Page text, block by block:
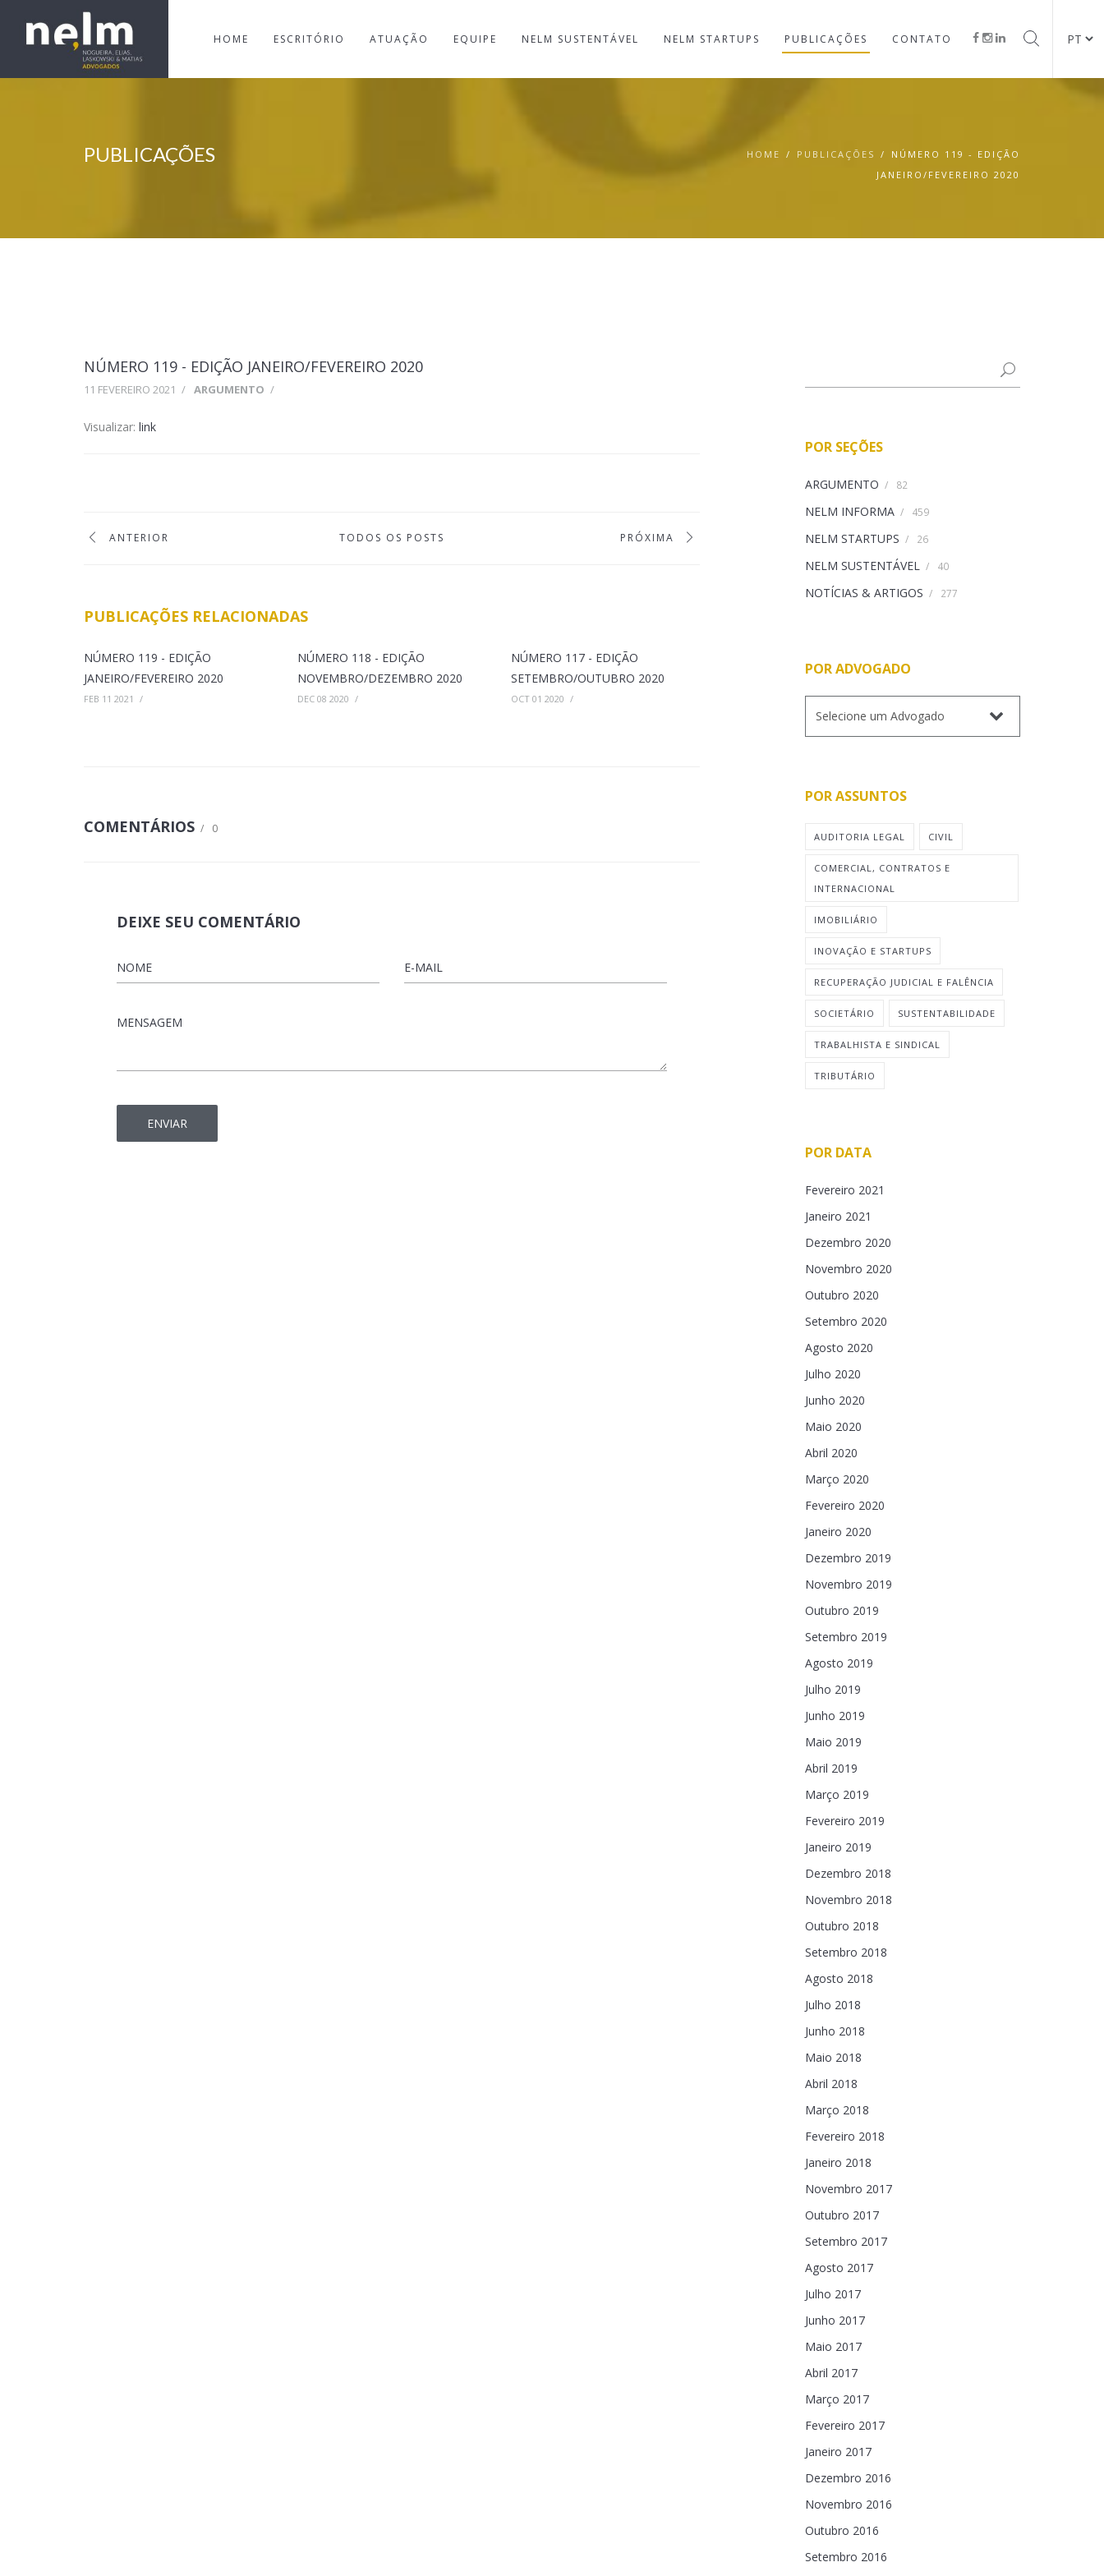
HOME ESCRITÓRIO ATUAÇÃO EQUIPE NELM SUSTENTÁVEL NELM STARTUPS PUBLICAÇÕES CONTATO
PUBLICAÇÕES HOME / PUBLICAÇÕES /
NÚMERO 119 - EDIÇÃO
JANEIRO/FEVEREIRO 2020
NÚMERO 119 - EDIÇÃO JANEIRO/FEVEREIRO 2020
11 FEVEREIRO 2021 / ARGUMENTO /
Visualizar: link
ANTERIOR TODOS OS POSTS PRÓXIMA
PUBLICAÇÕES RELACIONADAS
NÚMERO 119 - EDIÇÃO
JANEIRO/FEVEREIRO 2020
FEB 11 2021 /
NÚMERO 118 - EDIÇÃO
NOVEMBRO/DEZEMBRO 2020
DEC 08 2020 /
NÚMERO 117 - EDIÇÃO
SETEMBRO/OUTUBRO 2020
OCT 01 2020 /
COMENTÁRIOS / 0
DEIXE SEU COMENTÁRIO
POR SEÇÕES
ARGUMENTO / 82
NELM INFORMA / 459
NELM STARTUPS / 26
NELM SUSTENTÁVEL / 40
NOTÍCIAS & ARTIGOS / 277
POR ADVOGADO
POR ASSUNTOS
AUDITORIA LEGAL CIVIL
COMERCIAL, CONTRATOS E
INTERNACIONAL
IMOBILIÁRIO
INOVAÇÃO E STARTUPS
RECUPERAÇÃO JUDICIAL E FALÊNCIA
SOCIETÁRIO SUSTENTABILIDADE
TRABALHISTA E SINDICAL
TRIBUTÁRIO
POR DATA
Fevereiro 2021
Janeiro 2021
Dezembro 2020
Novembro 2020
Outubro 2020
Setembro 2020
Agosto 2020
Julho 2020
Junho 2020
Maio 2020
Abril 2020
Março 2020
Fevereiro 2020
Janeiro 2020
Dezembro 2019
Novembro 2019
Outubro 2019
Setembro 2019
Agosto 2019
Julho 2019
Junho 2019
Maio 2019
Abril 2019
Março 2019
Fevereiro 2019
Janeiro 2019
Dezembro 2018
Novembro 2018
Outubro 2018
Setembro 2018
Agosto 2018
Julho 2018
Junho 2018
Maio 2018
Abril 2018
Março 2018
Fevereiro 2018
Janeiro 2018
Novembro 2017
Outubro 2017
Setembro 2017
Agosto 2017
Julho 2017
Junho 2017
Maio 2017
Abril 2017
Março 2017
Fevereiro 2017
Janeiro 2017
Dezembro 2016
Novembro 2016
Outubro 2016
Setembro 2016